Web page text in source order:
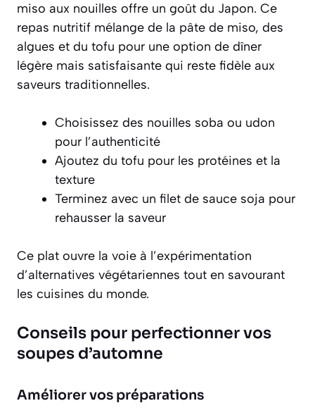
miso aux nouilles offre un goût du Japon. Ce
repas nutritif mélange de la pâte de miso, des
algues et du tofu pour une option de dîner
légère mais satisfaisante qui reste fidèle aux
saveurs traditionnelles.
Choisissez des nouilles soba ou udon
pour l’authenticité
Ajoutez du tofu pour les protéines et la
texture
Terminez avec un filet de sauce soja pour
rehausser la saveur
Ce plat ouvre la voie à l’expérimentation
d’alternatives végétariennes tout en savourant
les cuisines du monde.
Conseils pour perfectionner vos
soupes d’automne
Améliorer vos préparations